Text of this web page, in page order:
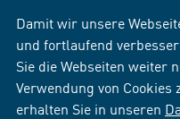
Damit wir unsere
und fortlaufend
Sie die Webseiten weiter
Verwendung von
erhalten Sie in unseren